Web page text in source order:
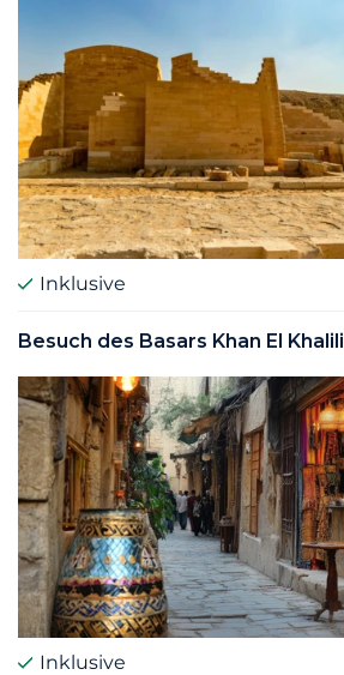
Inklusive
Besuch des Basars Khan El Khalili
Inklusive